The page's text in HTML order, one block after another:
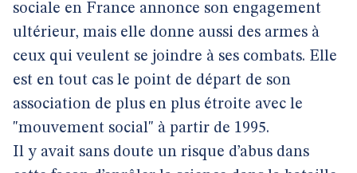
sociale en France annonce son engagement
ultérieur, mais elle donne aussi des armes à
ceux qui veulent se joindre à ses combats. Elle
est en tout cas le point de départ de son
association de plus en plus étroite avec le
"mouvement social" à partir de 1995.
Il y avait sans doute un risque d’abus dans